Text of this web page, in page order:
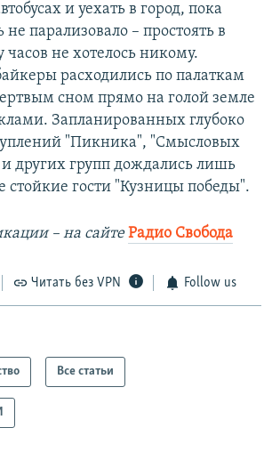
и уехать в город, пока
парализовало – простоять в
не хотелось никому.
расходились по палаткам
сном прямо на голой земле
Запланированных глубоко
"Пикника", "Смысловых
других групп дождались лишь
гости "Кузницы победы".
– на сайте Радио Свобода
Читать без VPN Follow us
Все статьи